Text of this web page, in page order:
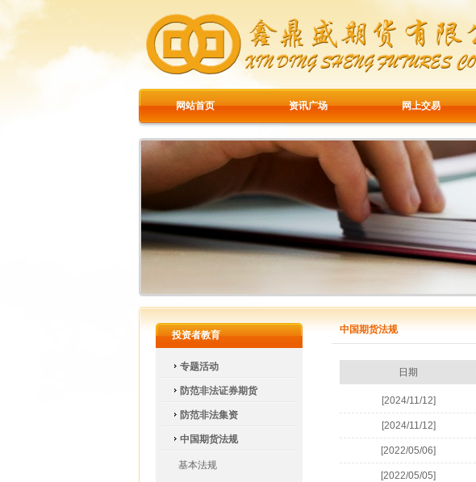
网站首页 资讯广场 网上交易
投资者教育
专题活动
防范非法证券期货
防范非法集资
中国期货法规
基本法规
中国期货法规
日期
[2024/11/12]
[2024/11/12]
[2022/05/06]
[2022/05/05]